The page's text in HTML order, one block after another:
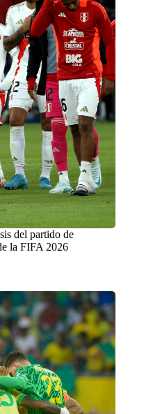
del partido de
la FIFA 2026